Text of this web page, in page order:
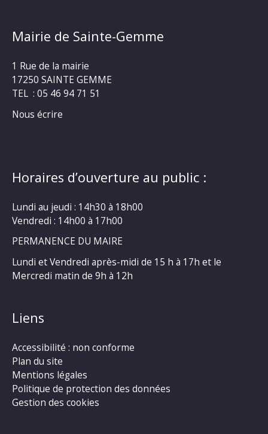
Mairie de Sainte-Gemme
1 Rue de la mairie
17250 SAINTE GEMME
TEL : 05 46 94 71 51
Nous écrire
Horaires d’ouverture au public :
Lundi au jeudi : 14h30 à 18h00
Vendredi : 14h00 à 17h00
PERMANENCE DU MAIRE
Lundi et Vendredi après-midi de 15 h à 17h et le
Mercredi matin de 9h à 12h
Liens
Accessibilité : non conforme
Plan du site
Mentions légales
Politique de protection des données
Gestion des cookies